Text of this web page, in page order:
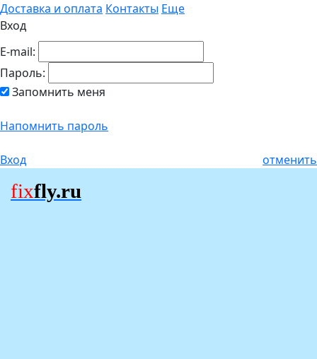
Доставка и оплата Контакты Еще
Вход
E-mail:
Пароль:
Запомнить меня
Напомнить пароль
Вход отменить
fixfly.ru